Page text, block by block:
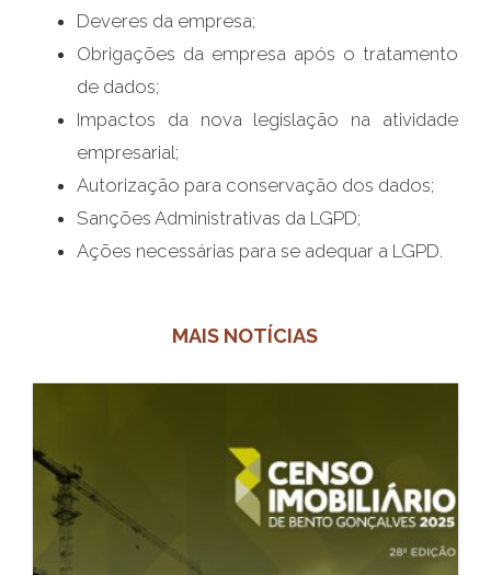
Deveres da empresa;
Obrigações da empresa após o tratamento
de dados;
Impactos da nova legislação na atividade
empresarial;
Autorização para conservação dos dados;
Sanções Administrativas da LGPD;
​Ações necessárias para se adequar a LGPD.
MAIS NOTÍCIAS